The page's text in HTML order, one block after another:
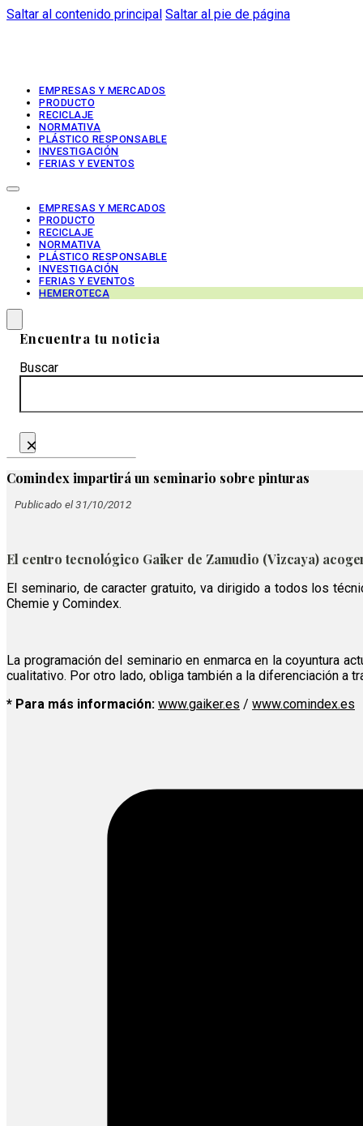
Saltar al contenido principal Saltar al pie de página
EMPRESAS Y MERCADOS
PRODUCTO
RECICLAJE
NORMATIVA
PLÁSTICO RESPONSABLE
INVESTIGACIÓN
FERIAS Y EVENTOS
EMPRESAS Y MERCADOS
PRODUCTO
RECICLAJE
NORMATIVA
PLÁSTICO RESPONSABLE
INVESTIGACIÓN
FERIAS Y EVENTOS
HEMEROTECA
Encuentra tu noticia
Buscar
×
Comindex impartirá un seminario sobre pinturas
Publicado el 31/10/2012
El centro tecnológico Gaiker de Zamudio (Vizcaya)
El seminario, de caracter gratuito, va dirigido a todos los
Chemie y Comindex.
La programación del seminario en enmarca en la coyuntura
cualitativo. Por otro lado, obliga también a la diferenciación a
* Para más información: www.gaiker.es / www.comindex.es